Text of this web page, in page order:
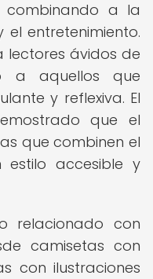
a la
entretenimiento.
lectores ávidos de
a aquellos que
y reflexiva. El
que el
que combinen el
accesible y
relacionado con
camisetas con
con ilustraciones